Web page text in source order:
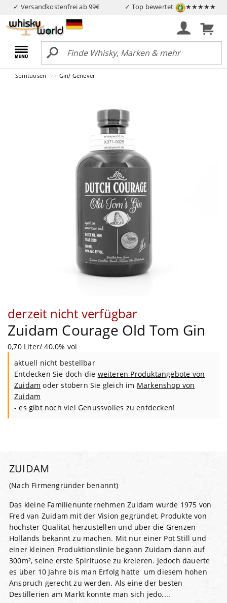
✓ Versandkostenfrei ab 99€ ✓ Top bewertet ★★★★★
Spirituosen Gin/ Genever
derzeit nicht verfügbar
Zuidam Courage Old Tom Gin
0,70 Liter/ 40.0% vol
aktuell nicht bestellbar
Entdecken Sie doch die weiteren Produktangebote von
Zuidam oder stöbern Sie gleich im Markenshop von
Zuidam
- es gibt noch viel Genussvolles zu entdecken!
ZUIDAM
(Nach Firmengründer benannt)
Das kleine Familienunternehmen Zuidam wurde 1975 von
Fred van Zuidam mit der Vision gegründet, Produkte von
höchster Qualität herzustellen und über die Grenzen
Hollands bekannt zu machen. Mit nur einer Pot Still und
einer kleinen Produktionslinie begann Zuidam dann auf
300m², seine erste Spirituose zu kreieren. Jedoch dauerte
es über 10 Jahre bis man Erfolg hatte um diesem hohen
Anspruch gerecht zu werden. Als eine der besten
Destillerien am Markt konnte man sich jedo....